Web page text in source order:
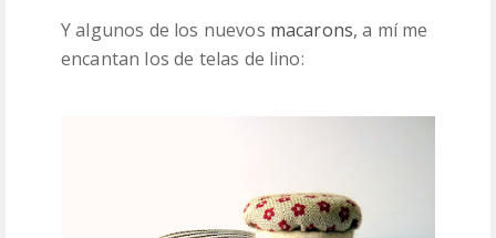
Y algunos de los nuevos macarons, a mí me
encantan los de telas de lino: